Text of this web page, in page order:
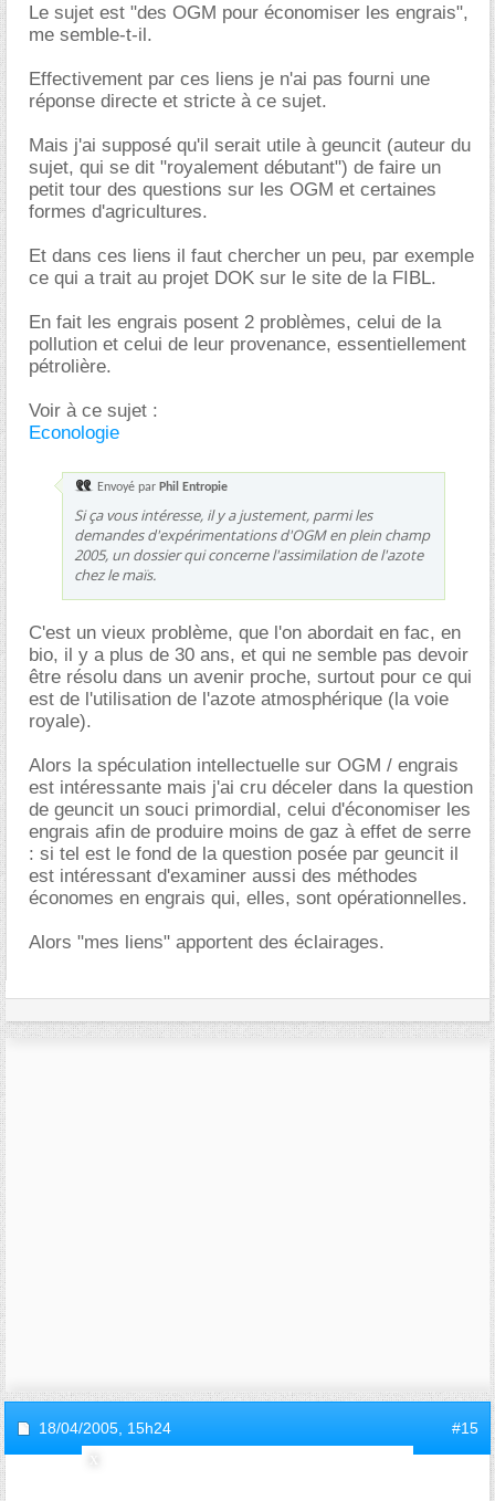
Le sujet est "des OGM pour économiser les engrais",
me semble-t-il.
Effectivement par ces liens je n'ai pas fourni une
réponse directe et stricte à ce sujet.
Mais j'ai supposé qu'il serait utile à geuncit (auteur du
sujet, qui se dit "royalement débutant") de faire un
petit tour des questions sur les OGM et certaines
formes d'agricultures.
Et dans ces liens il faut chercher un peu, par exemple
ce qui a trait au projet DOK sur le site de la FIBL.
En fait les engrais posent 2 problèmes, celui de la
pollution et celui de leur provenance, essentiellement
pétrolière.
Voir à ce sujet :
Econologie
Envoyé par Phil Entropie
Si ça vous intéresse, il y a justement, parmi les
demandes d'expérimentations d'OGM en plein champ
2005, un dossier qui concerne l'assimilation de l'azote
chez le maïs.
C'est un vieux problème, que l'on abordait en fac, en
bio, il y a plus de 30 ans, et qui ne semble pas devoir
être résolu dans un avenir proche, surtout pour ce qui
est de l'utilisation de l'azote atmosphérique (la voie
royale).
Alors la spéculation intellectuelle sur OGM / engrais
est intéressante mais j'ai cru déceler dans la question
de geuncit un souci primordial, celui d'économiser les
engrais afin de produire moins de gaz à effet de serre
: si tel est le fond de la question posée par geuncit il
est intéressant d'examiner aussi des méthodes
économes en engrais qui, elles, sont opérationnelles.
Alors "mes liens" apportent des éclairages.
18/04/2005, 15h24 #15